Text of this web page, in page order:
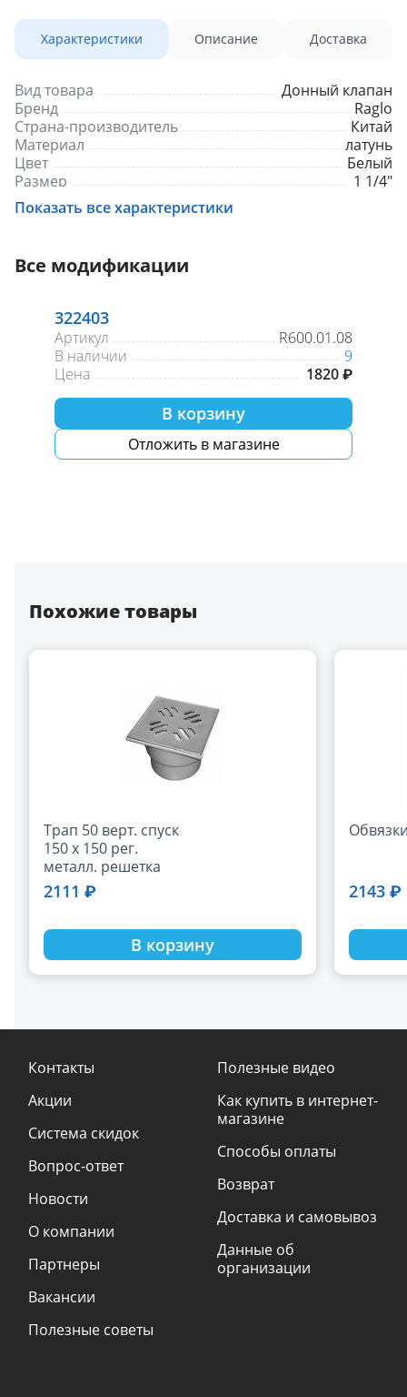
Характеристики Описание Доставка
Вид товара
Донный клапан
Бренд
Raglo
Страна-производитель
Китай
Материал
латунь
Цвет
Белый
Размер
1 1/4"
Показать все характеристики
Все модификации
322403
Артикул
R600.01.08
В наличии
9
Цена
1820 ₽
В корзину
Отложить в магазине
Похожие товары
Трап 50 верт. спуск
150 х 150 рег.
металл. решетка
2111 ₽
В корзину
2143 ₽
Контакты
Акции
Система скидок
Вопрос-ответ
Новости
О компании
Партнеры
Вакансии
Полезные советы
Полезные видео
Как купить в интернет-
магазине
Способы оплаты
Возврат
Доставка и самовывоз
Данные об
организации